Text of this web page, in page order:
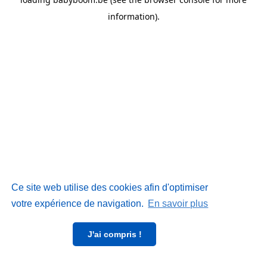
Ce site web utilise des cookies afin d'optimiser
votre expérience de navigation. En savoir plus
J'ai compris !
information).